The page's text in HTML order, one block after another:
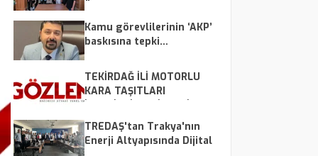
İnceledi
Kamu görevlilerinin ‘AKP’
baskısına tepki…
TEKİRDAĞ İLİ MOTORLU
KARA TAŞITLARI
2026
TREDAŞ'tan Trakya'nın
Enerji Altyapısında Dijital